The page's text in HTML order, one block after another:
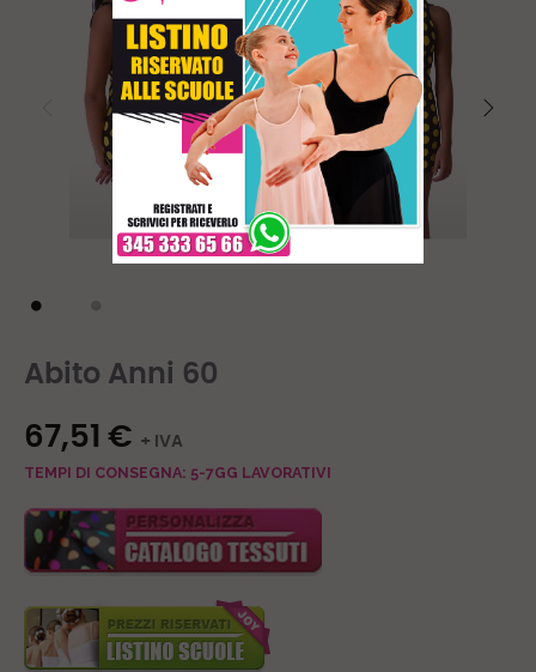
Abito Anni 60
67,51 € + IVA
TEMPI DI CONSEGNA: 5-7GG LAVORATIVI